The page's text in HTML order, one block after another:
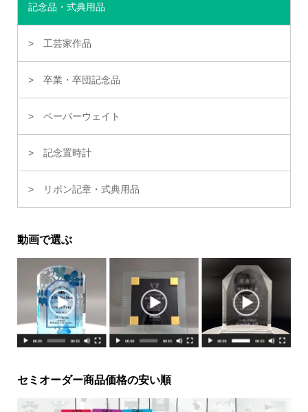
記念品・式典用品
工芸家作品
卒業・卒団記念品
ペーパーウェイト
記念置時計
リボン記章・式典用品
動画で選ぶ
セミオーダー商品価格の安い順